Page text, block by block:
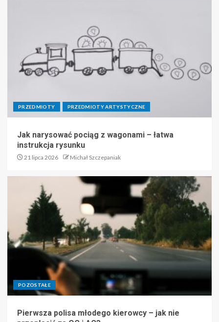
PRZEDMIOTY PRZEDMIOTY ARTYSTYCZNE
Jak narysować pociąg z wagonami – łatwa
instrukcja rysunku
21 lipca 2026 Michał Szczepaniak
POZOSTAŁE
Pierwsza polisa młodego kierowcy – jak nie